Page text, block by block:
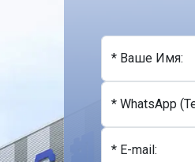
* Ваше Имя:
* WhatsApp
* E-mail: